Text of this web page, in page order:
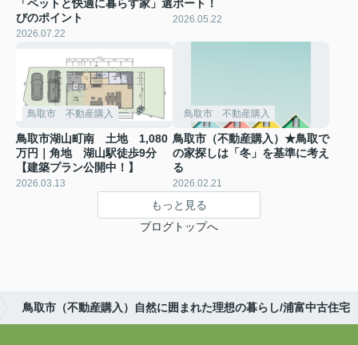
「ペットと快適に暮らす家」選
びのポイント
2026.07.22
ポート！
2026.05.22
鳥取市 不動産購入
鳥取市湖山町南 土地 1,080
万円｜角地 湖山駅徒歩9分
【建築プラン公開中！】
2026.03.13
鳥取市 不動産購入
鳥取市（不動産購入）★鳥取で
の家探しは「冬」を基準に考え
る
2026.02.21
もっと見る
ブログトップへ
鳥取市（不動産購入）自然に囲まれた理想の暮らし/浦富中古住宅